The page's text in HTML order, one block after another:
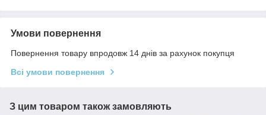
Умови повернення
Повернення товару впродовж 14 днів за рахунок покупця
Всі умови повернення
З цим товаром також замовляють